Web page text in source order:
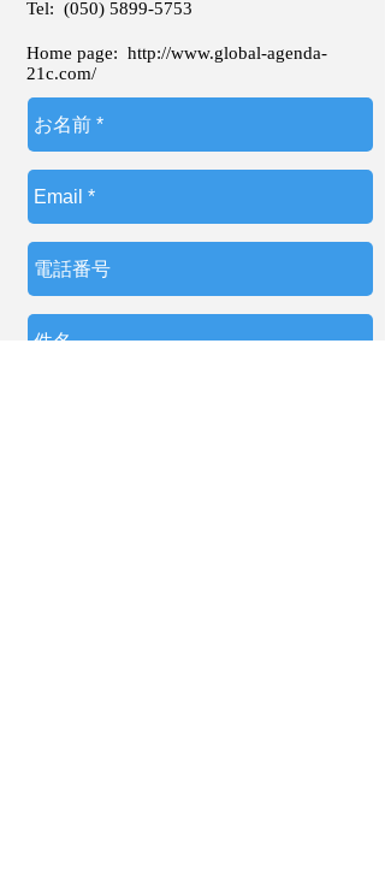
Tel: (050) 5899-5753
Home page: http://www.global-agenda-
21c.com/